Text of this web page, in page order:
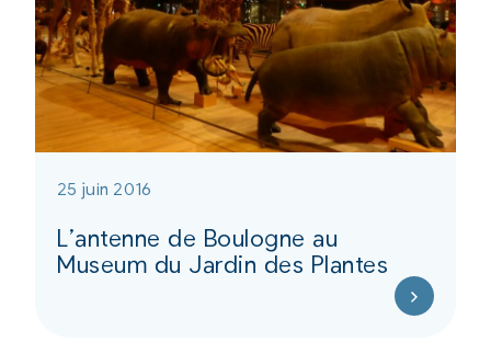
25 juin 2016
L’antenne de Boulogne au
Museum du Jardin des Plantes